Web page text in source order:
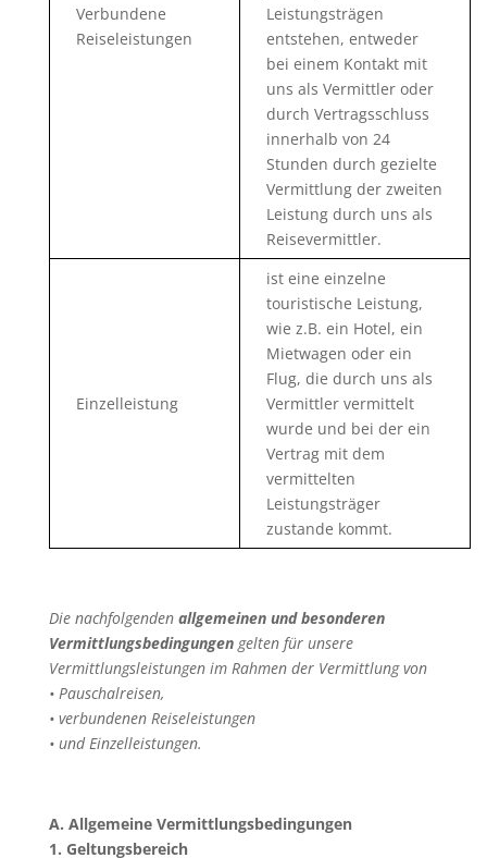
Verbundene
Reiseleistungen
Leistungsträgen
entstehen, entweder
bei einem Kontakt mit
uns als Vermittler oder
durch Vertragsschluss
innerhalb von 24
Stunden durch gezielte
Vermittlung der zweiten
Leistung durch uns als
Reisevermittler.
Einzelleistung
ist eine einzelne
touristische Leistung,
wie z.B. ein Hotel, ein
Mietwagen oder ein
Flug, die durch uns als
Vermittler vermittelt
wurde und bei der ein
Vertrag mit dem
vermittelten
Leistungsträger
zustande kommt.
Die nachfolgenden allgemeinen und besonderen
Vermittlungsbedingungengelten für unsere
Vermittlungsleistungen im Rahmen der Vermittlung von
• Pauschalreisen,
• verbundenen Reiseleistungen
• und Einzelleistungen.
A. Allgemeine Vermittlungsbedingungen
1. Geltungsbereich